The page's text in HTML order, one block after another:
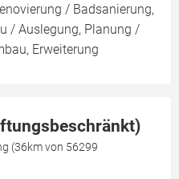
/ Badsanierung,
/ Auslegung, Planung /
Erweiterung
(36km von 56299